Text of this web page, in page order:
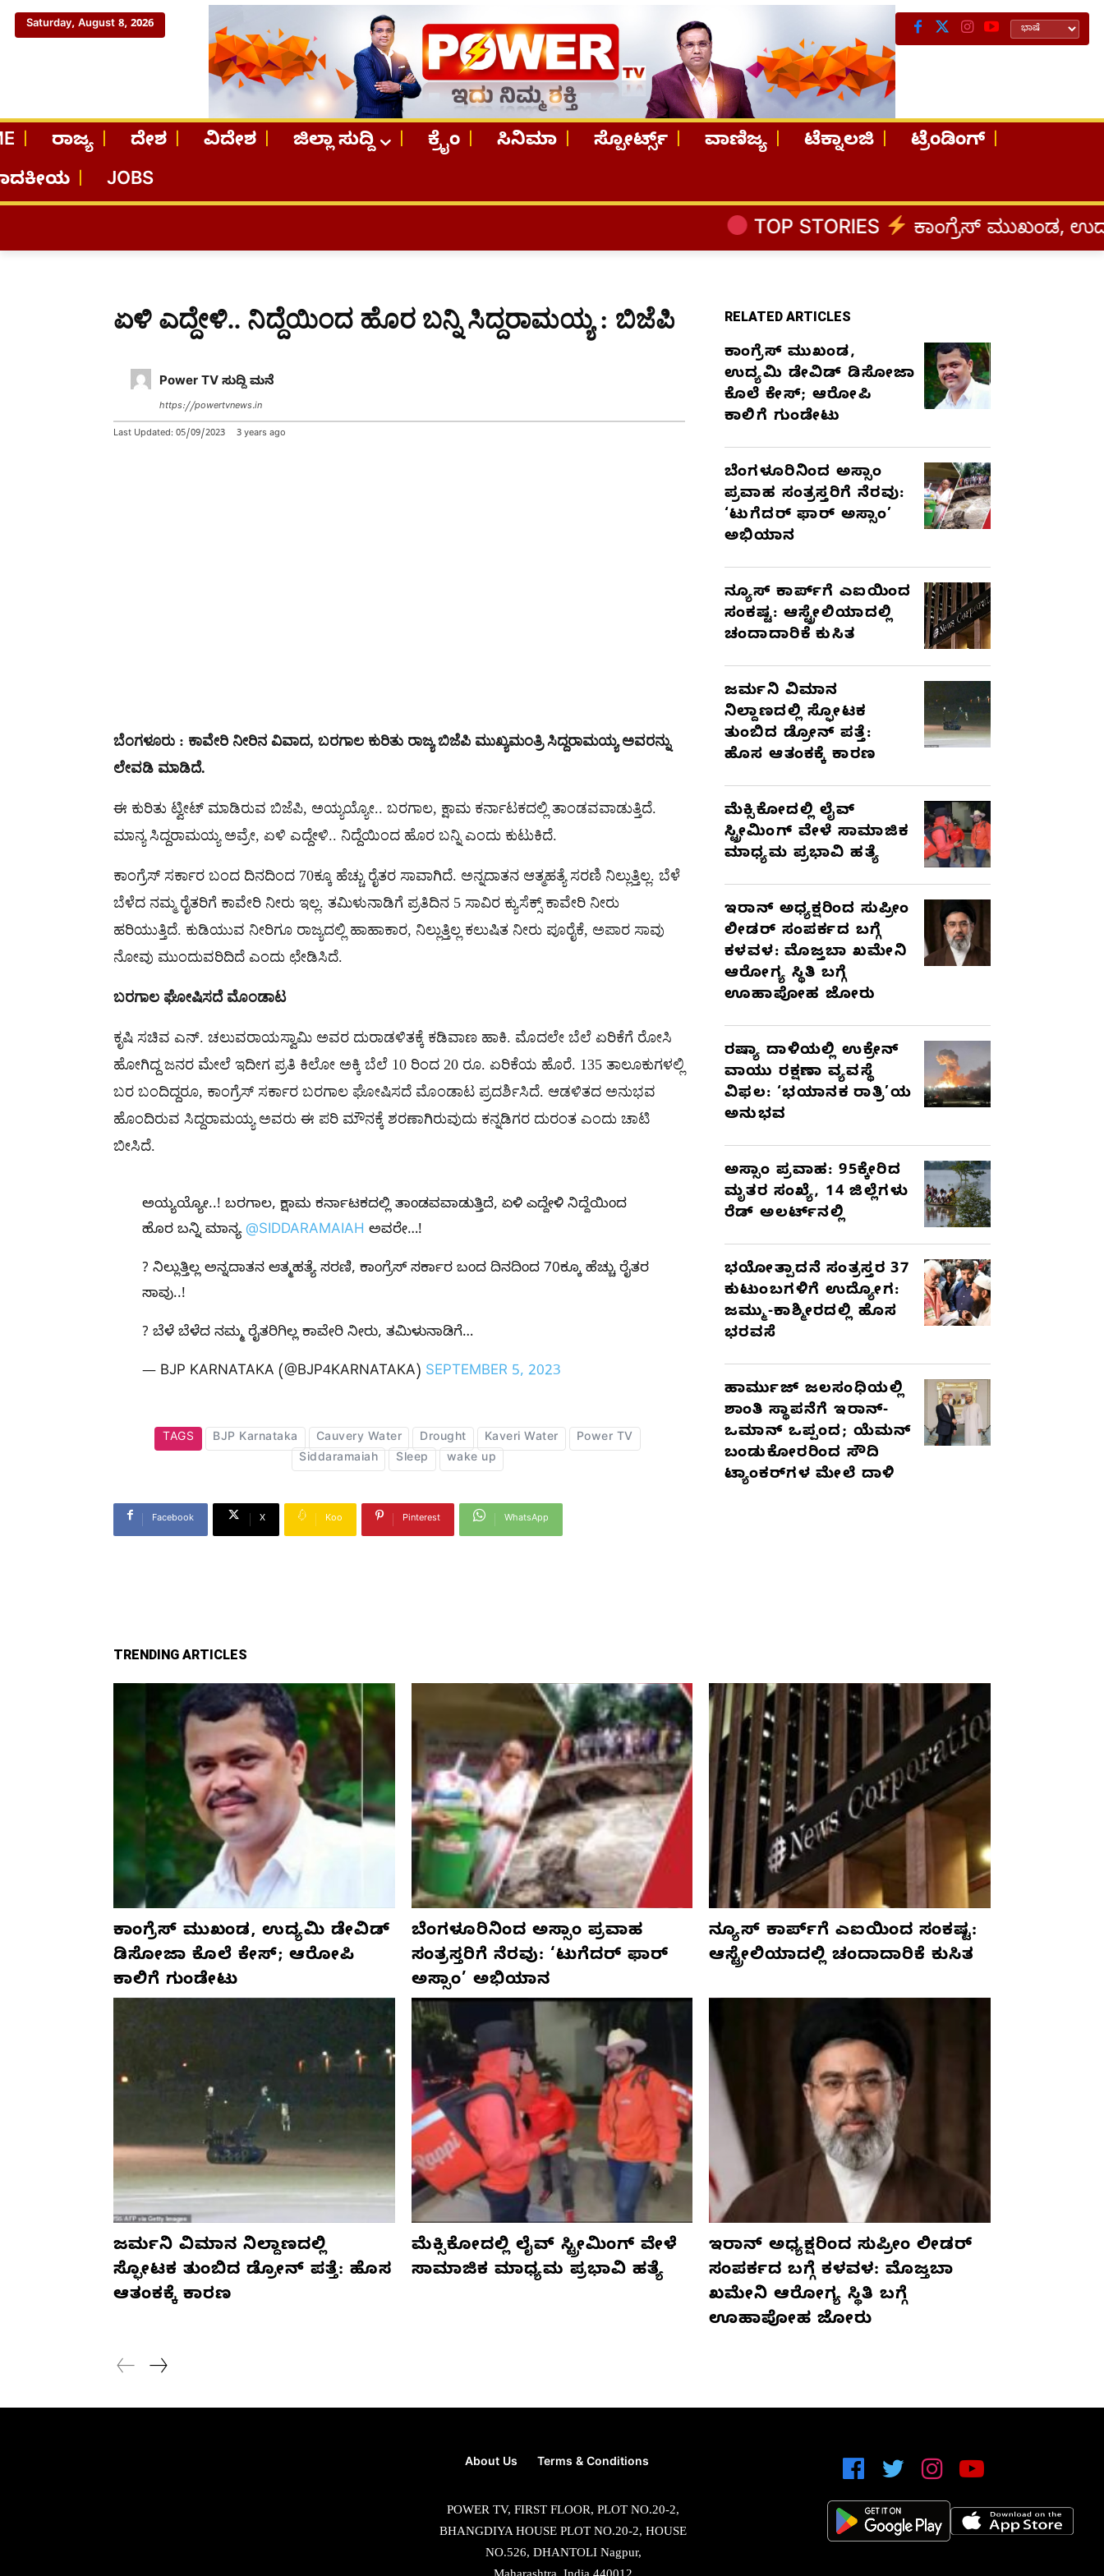
Saturday, August 8, 2026
ರಾಜ್ಯ ದೇಶ ವಿದೇಶ ಜಿಲ್ಲಾ ಸುದ್ದಿ ಕ್ರೈಂ ಸಿನಿಮಾ ಸ್ಪೋರ್ಟ್ಸ್ ವಾಣಿಜ್ಯ ಟೆಕ್ನಾಲಜಿ
ಟ್ರೆಂಡಿಂಗ್
JOBS
TOP STORIES ಕಾಂಗ್ರೆಸ್‌ ಮುಖಂಡ, ಉದ್ಯಮಿ ಡೇವಿಡ್‌
ಏಳಿ ಎದ್ದೇಳಿ.. ನಿದ್ದೆಯಿಂದ ಹೊರ ಬನ್ನಿ ಸಿದ್ದರಾಮಯ್ಯ : ಬಿಜೆಪಿ
Power TV ಸುದ್ದಿ ಮನೆ
https://powertvnews.in
Last Updated: 05/09/2023 3 years ago
ಬೆಂಗಳೂರು : ಕಾವೇರಿ ನೀರಿನ ವಿವಾದ, ಬರಗಾಲ ಕುರಿತು ರಾಜ್ಯ ಬಿಜೆಪಿ ಮುಖ್ಯಮಂತ್ರಿ ಸಿದ್ದರಾಮಯ್ಯ ಅವರನ್ನು
ಲೇವಡಿ ಮಾಡಿದೆ.
ಈ ಕುರಿತು ಟ್ವೀಟ್ ಮಾಡಿರುವ ಬಿಜೆಪಿ, ಅಯ್ಯಯ್ಯೋ.. ಬರಗಾಲ, ಕ್ಷಾಮ ಕರ್ನಾಟಕದಲ್ಲಿ ತಾಂಡವವಾಡುತ್ತಿದೆ.
ಮಾನ್ಯ ಸಿದ್ದರಾಮಯ್ಯ ಅವ್ರೇ, ಏಳಿ ಎದ್ದೇಳಿ.. ನಿದ್ದೆಯಿಂದ ಹೊರ ಬನ್ನಿ ಎಂದು ಕುಟುಕಿದೆ.
ಕಾಂಗ್ರೆಸ್ ಸರ್ಕಾರ ಬಂದ ದಿನದಿಂದ 70ಕ್ಕೂ ಹೆಚ್ಚು ರೈತರ ಸಾವಾಗಿದೆ. ಅನ್ನದಾತನ ಆತ್ಮಹತ್ಯೆ ಸರಣಿ ನಿಲ್ಲುತ್ತಿಲ್ಲ. ಬೆಳೆ
ಬೆಳೆದ ನಮ್ಮ ರೈತರಿಗೆ ಕಾವೇರಿ ನೀರು ಇಲ್ಲ. ತಮಿಳುನಾಡಿಗೆ ಪ್ರತಿದಿನ 5 ಸಾವಿರ ಕ್ಯುಸೆಕ್ಸ್ ಕಾವೇರಿ ನೀರು
ಹರಿಯುತ್ತಿದೆ. ಕುಡಿಯುವ ನೀರಿಗೂ ರಾಜ್ಯದಲ್ಲಿ ಹಾಹಾಕಾರ, ನಿಲ್ಲುತ್ತಿಲ್ಲ ಕಲುಷಿತ ನೀರು ಪೂರೈಕೆ, ಅಪಾರ ಸಾವು
ನೋವು ಮುಂದುವರಿದಿದೆ ಎಂದು ಛೇಡಿಸಿದೆ.
ಬರಗಾಲ ಘೋಷಿಸದೆ ಮೊಂಡಾಟ
ಕೃಷಿ ಸಚಿವ ಎನ್. ಚಲುವರಾಯಸ್ವಾಮಿ ಅವರ ದುರಾಡಳಿತಕ್ಕೆ ಕಡಿವಾಣ ಹಾಕಿ. ಮೊದಲೇ ಬೆಲೆ ಏರಿಕೆಗೆ ರೋಸಿ
ಹೋಗಿದ್ದ ಜನರ ಮೇಲೆ ಇದೀಗ ಪ್ರತಿ ಕಿಲೋ ಅಕ್ಕಿ‌ ಬೆಲೆ 10 ರಿಂದ 20 ರೂ. ಏರಿಕೆಯ ಹೊರೆ. 135 ತಾಲೂಕುಗಳಲ್ಲಿ
ಬರ ಬಂದಿದ್ದರೂ, ಕಾಂಗ್ರೆಸ್ ಸರ್ಕಾರ ಬರಗಾಲ ಘೋಷಿಸದೆ ಮೊಂಡಾಟ ಪ್ರದರ್ಶಿಸಿದೆ. ಆಡಳಿತದ ಅನುಭವ
ಹೊಂದಿರುವ ಸಿದ್ದರಾಮಯ್ಯ ಅವರು ಈ ಪರಿ ಮೌನಕ್ಕೆ ಶರಣಾಗಿರುವುದು ಕನ್ನಡಿಗರ ದುರಂತ ಎಂದು ಚಾಟಿ
ಬೀಸಿದೆ.
ಅಯ್ಯಯ್ಯೋ..! ಬರಗಾಲ, ಕ್ಷಾಮ ಕರ್ನಾಟಕದಲ್ಲಿ ತಾಂಡವವಾಡುತ್ತಿದೆ, ಏಳಿ ಎದ್ದೇಳಿ ನಿದ್ದೆಯಿಂದ
ಹೊರ ಬನ್ನಿ ಮಾನ್ಯ@SIDDARAMAIAH ಅವರೇ…!
? ನಿಲ್ಲುತ್ತಿಲ್ಲ ಅನ್ನದಾತನ ಆತ್ಮಹತ್ಯೆ ಸರಣಿ, ಕಾಂಗ್ರೆಸ್ ಸರ್ಕಾರ ಬಂದ ದಿನದಿಂದ 70ಕ್ಕೂ ಹೆಚ್ಚು ರೈತರ
ಸಾವು..!
? ಬೆಳೆ ಬೆಳೆದ ನಮ್ಮ ರೈತರಿಗಿಲ್ಲ ಕಾವೇರಿ ನೀರು, ತಮಿಳುನಾಡಿಗೆ…
— BJP KARNATAKA (@BJP4KARNATAKA) SEPTEMBER 5, 2023
TAGS BJP Karnataka Cauvery Water Drought Kaveri Water
Power TV
Siddaramaiah
Sleep wake up
Facebook X Koo Pinterest WhatsApp
RELATED ARTICLES
ಕಾಂಗ್ರೆಸ್‌ ಮುಖಂಡ,
ಉದ್ಯಮಿ ಡೇವಿಡ್‌ ಡಿಸೋಜಾ
ಕೊಲೆ ಕೇಸ್;‌ ಆರೋಪಿ
ಕಾಲಿಗೆ ಗುಂಡೇಟು
ಬೆಂಗಳೂರಿನಿಂದ ಅಸ್ಸಾಂ
ಪ್ರವಾಹ ಸಂತ್ರಸ್ತರಿಗೆ ನೆರವು:
‘ಟುಗೆದರ್ ಫಾರ್ ಅಸ್ಸಾಂ’
ಅಭಿಯಾನ
ನ್ಯೂಸ್ ಕಾರ್ಪ್‌ಗೆ ಎಐಯಿಂದ
ಸಂಕಷ್ಟ: ಆಸ್ಟ್ರೇಲಿಯಾದಲ್ಲಿ
ಚಂದಾದಾರಿಕೆ ಕುಸಿತ
ಜರ್ಮನಿ ವಿಮಾನ
ನಿಲ್ದಾಣದಲ್ಲಿ ಸ್ಫೋಟಕ
ತುಂಬಿದ ಡ್ರೋನ್ ಪತ್ತೆ:
ಹೊಸ ಆತಂಕಕ್ಕೆ ಕಾರಣ
ಮೆಕ್ಸಿಕೋದಲ್ಲಿ ಲೈವ್
ಸ್ಟ್ರೀಮಿಂಗ್ ವೇಳೆ ಸಾಮಾಜಿಕ
ಮಾಧ್ಯಮ ಪ್ರಭಾವಿ ಹತ್ಯೆ
ಇರಾನ್ ಅಧ್ಯಕ್ಷರಿಂದ ಸುಪ್ರೀಂ
ಲೀಡರ್ ಸಂಪರ್ಕದ ಬಗ್ಗೆ
ಕಳವಳ: ಮೊಜ್ತಬಾ ಖಮೇನಿ
ಆರೋಗ್ಯ ಸ್ಥಿತಿ ಬಗ್ಗೆ
ಊಹಾಪೋಹ ಜೋರು
ರಷ್ಯಾ ದಾಳಿಯಲ್ಲಿ ಉಕ್ರೇನ್
ವಾಯು ರಕ್ಷಣಾ ವ್ಯವಸ್ಥೆ
ವಿಫಲ: ‘ಭಯಾನಕ ರಾತ್ರಿ’ಯ
ಅನುಭವ
ಅಸ್ಸಾಂ ಪ್ರವಾಹ: 95ಕ್ಕೇರಿದ
ಮೃತರ ಸಂಖ್ಯೆ, 14 ಜಿಲ್ಲೆಗಳು
ರೆಡ್ ಅಲರ್ಟ್‌ನಲ್ಲಿ
ಭಯೋತ್ಪಾದನೆ ಸಂತ್ರಸ್ತರ 37
ಕುಟುಂಬಗಳಿಗೆ ಉದ್ಯೋಗ:
ಜಮ್ಮು-ಕಾಶ್ಮೀರದಲ್ಲಿ ಹೊಸ
ಭರವಸೆ
ಹಾರ್ಮುಜ್ ಜಲಸಂಧಿಯಲ್ಲಿ
ಶಾಂತಿ ಸ್ಥಾಪನೆಗೆ ಇರಾನ್-
ಒಮಾನ್ ಒಪ್ಪಂದ; ಯೆಮನ್
ಬಂಡುಕೋರರಿಂದ ಸೌದಿ
ಟ್ಯಾಂಕರ್‌ಗಳ ಮೇಲೆ ದಾಳಿ
TRENDING ARTICLES
ಕಾಂಗ್ರೆಸ್‌ ಮುಖಂಡ, ಉದ್ಯಮಿ ಡೇವಿಡ್‌
ಡಿಸೋಜಾ ಕೊಲೆ ಕೇಸ್;‌ ಆರೋಪಿ
ಕಾಲಿಗೆ ಗುಂಡೇಟು
ಬೆಂಗಳೂರಿನಿಂದ ಅಸ್ಸಾಂ ಪ್ರವಾಹ
ಸಂತ್ರಸ್ತರಿಗೆ ನೆರವು: ‘ಟುಗೆದರ್ ಫಾರ್
ಅಸ್ಸಾಂ’ ಅಭಿಯಾನ
ನ್ಯೂಸ್ ಕಾರ್ಪ್‌ಗೆ ಎಐಯಿಂದ ಸಂಕಷ್ಟ:
ಆಸ್ಟ್ರೇಲಿಯಾದಲ್ಲಿ ಚಂದಾದಾರಿಕೆ ಕುಸಿತ
ಜರ್ಮನಿ ವಿಮಾನ ನಿಲ್ದಾಣದಲ್ಲಿ
ಸ್ಫೋಟಕ ತುಂಬಿದ ಡ್ರೋನ್ ಪತ್ತೆ: ಹೊಸ
ಆತಂಕಕ್ಕೆ ಕಾರಣ
ಮೆಕ್ಸಿಕೋದಲ್ಲಿ ಲೈವ್ ಸ್ಟ್ರೀಮಿಂಗ್ ವೇಳೆ
ಸಾಮಾಜಿಕ ಮಾಧ್ಯಮ ಪ್ರಭಾವಿ ಹತ್ಯೆ
ಇರಾನ್ ಅಧ್ಯಕ್ಷರಿಂದ ಸುಪ್ರೀಂ ಲೀಡರ್
ಸಂಪರ್ಕದ ಬಗ್ಗೆ ಕಳವಳ: ಮೊಜ್ತಬಾ
ಖಮೇನಿ ಆರೋಗ್ಯ ಸ್ಥಿತಿ ಬಗ್ಗೆ
ಊಹಾಪೋಹ ಜೋರು
About Us Terms & Conditions
POWER TV, FIRST FLOOR, PLOT NO.20-2,
BHANGDIYA HOUSE PLOT NO.20-2, HOUSE
NO.526, DHANTOLI Nagpur,